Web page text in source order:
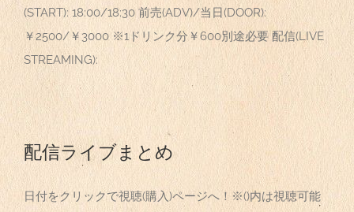
(START): 18:00/18:30 前売(ADV)/当日(DOOR):
￥2500/￥3000 ※1ドリンク分￥600別途必要 配信(LIVE
STREAMING):
配信ライブまとめ
日付をクリックで視聴(購入)ページへ！※()内は視聴可能